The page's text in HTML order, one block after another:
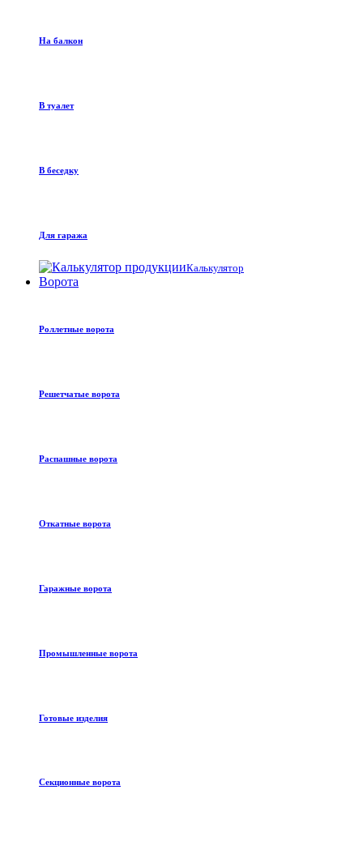
На балкон
В туалет
В беседку
Для гаража
Калькулятор
Ворота
Роллетные ворота
Решетчатые ворота
Распашные ворота
Откатные ворота
Гаражные ворота
Промышленные ворота
Готовые изделия
Секционные ворота